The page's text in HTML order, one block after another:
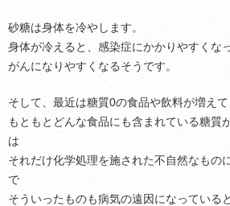
砂糖は身体を冷やします。
身体が冷えると、感染症にかかりやすくな
がんになりやすくなるそうです。
そして、最近は糖質0の食品や飲料が増え
もともとどんな食品にも含まれている糖質
は
それだけ化学処理を施された不自然なもの
で
そういったものも病気の遠因になっている